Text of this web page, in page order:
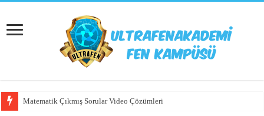
Matematik Çıkmış Sorular Video Çözümleri